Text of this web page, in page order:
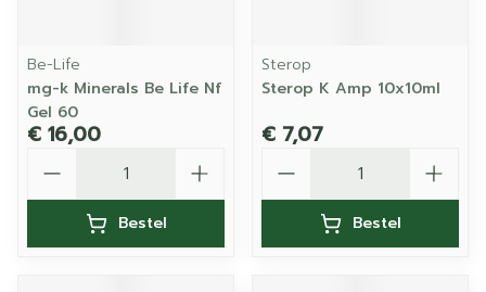
Be-Life
mg-k Minerals Be Life Nf
Gel 60
€ 16,00
Bestel
Sterop
Sterop K Amp 10x10ml
€ 7,07
Bestel